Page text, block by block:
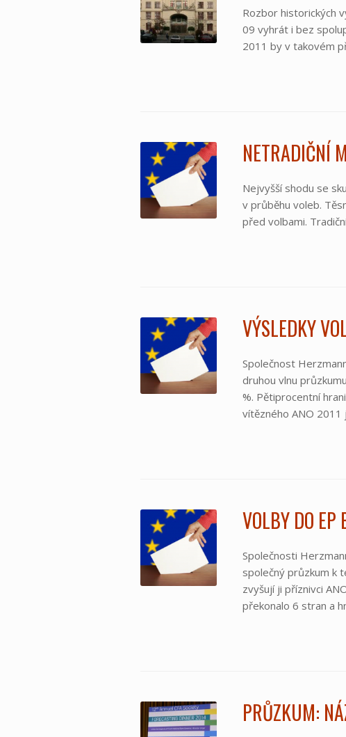
Rozbor historických
09 vyhrát i bez
2011 by v takovém
NETRADIČNÍ
Nejvyšší shodu se
v průběhu voleb.
před volbami.
VÝSLEDKY
Společnost
druhou vlnu
%. Pětiprocentní
vítězného ANO
VOLBY DO EP
Společnosti
společný průzkum k
zvyšují ji příznivci
překonalo 6 stran a
PRŮZKUM: